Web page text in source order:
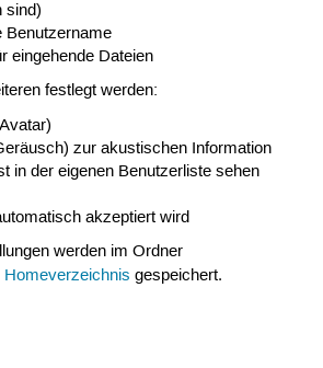
sind)
Benutzername
eingehende Dateien
festlegt werden:
zur akustischen Information
in der eigenen Benutzerliste sehen
akzeptiert wird
werden im Ordner
Homeverzeichnis gespeichert.